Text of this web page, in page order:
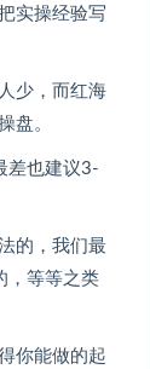
实操经验写
少，而红海
盘。
差也建议3-
的，我们最
，等等之类
你能做的起